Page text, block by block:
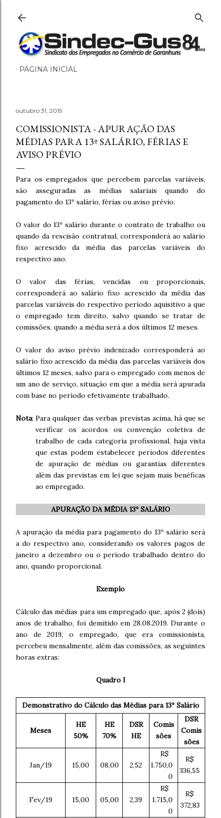
PÁGINA INICIAL
outubro 31, 2019
COMISSIONISTA - APURAÇÃO DAS
MÉDIAS PARA 13º SALÁRIO, FÉRIAS E
AVISO PRÉVIO
Para os empregados que percebem parcelas variáveis,
são asseguradas as médias salariais quando do
pagamento do 13º salário, férias ou aviso prévio.
O valor do 13º salário durante o contrato de trabalho ou
quando da rescisão contratual, corresponderá ao salário
fixo acrescido da média das parcelas variáveis do
respectivo ano.
O valor das férias, vencidas ou proporcionais,
corresponderá ao salário fixo acrescido da média das
parcelas variáveis do respectivo período aquisitivo a que
o empregado tem direito, salvo quando se tratar de
comissões, quando a média será a dos últimos 12 meses.
O valor do aviso prévio indenizado corresponderá ao
salário fixo acrescido da média das parcelas variáveis dos
últimos 12 meses, salvo para o empregado com menos de
um ano de serviço, situação em que a média será apurada
com base no período efetivamente trabalhado.
Nota: Para qualquer das verbas previstas acima, há que se
verificar os acordos ou convenção coletiva de
trabalho de cada categoria profissional, haja vista
que estas podem estabelecer períodos diferentes
de apuração de médias ou garantias diferentes
além das previstas em lei que sejam mais benéficas
ao empregado.
APURAÇÃO DA MÉDIA 13º SALÁRIO
A apuração da média para pagamento do 13º salário será
a do respectivo ano, considerando os valores pagos de
janeiro a dezembro ou o período trabalhado dentro do
ano, quando proporcional.
Exemplo
Cálculo das médias para um empregado que, após 2 (dois)
anos de trabalho, foi demitido em 28.08.2019. Durante o
ano de 2019, o empregado, que era comissionista,
percebeu mensalmente, além das comissões, as seguintes
horas extras:
Quadro I
Demonstrativo do Cálculo das Médias para 13º Salário
Meses
HE
50%
HE
70%
DSR
HE
Comis
sões
DSR
Comis
sões
Jan/19 15,00 08,00 2,52
R$
1.750,0
0
R$
336,55
Fev/19 15,00 05,00 2,39
R$
1.715,0
0
R$
372,83